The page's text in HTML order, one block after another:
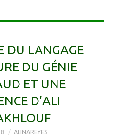
DU LANGAGE
DU GÉNIE
ET UNE
D’ALI
ALINAREYES